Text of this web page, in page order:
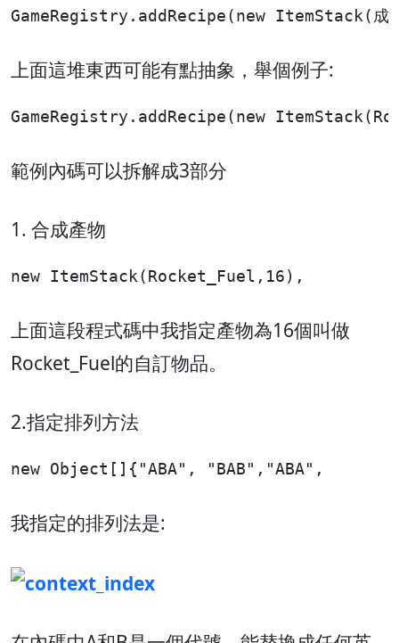
GameRegistry.addRecipe(new
上面這堆東西可能有點抽象，舉個例子:
GameRegistry.addRecipe(new
範例內碼可以拆解成3部分
1. 合成產物
new ItemStack(Rocket_Fuel,16),
上面這段程式碼中我指定產物為16個叫做
Rocket_Fuel的自訂物品。
2.指定排列方法
new Object[]{"ABA", "BAB","ABA",
我指定的排列法是: